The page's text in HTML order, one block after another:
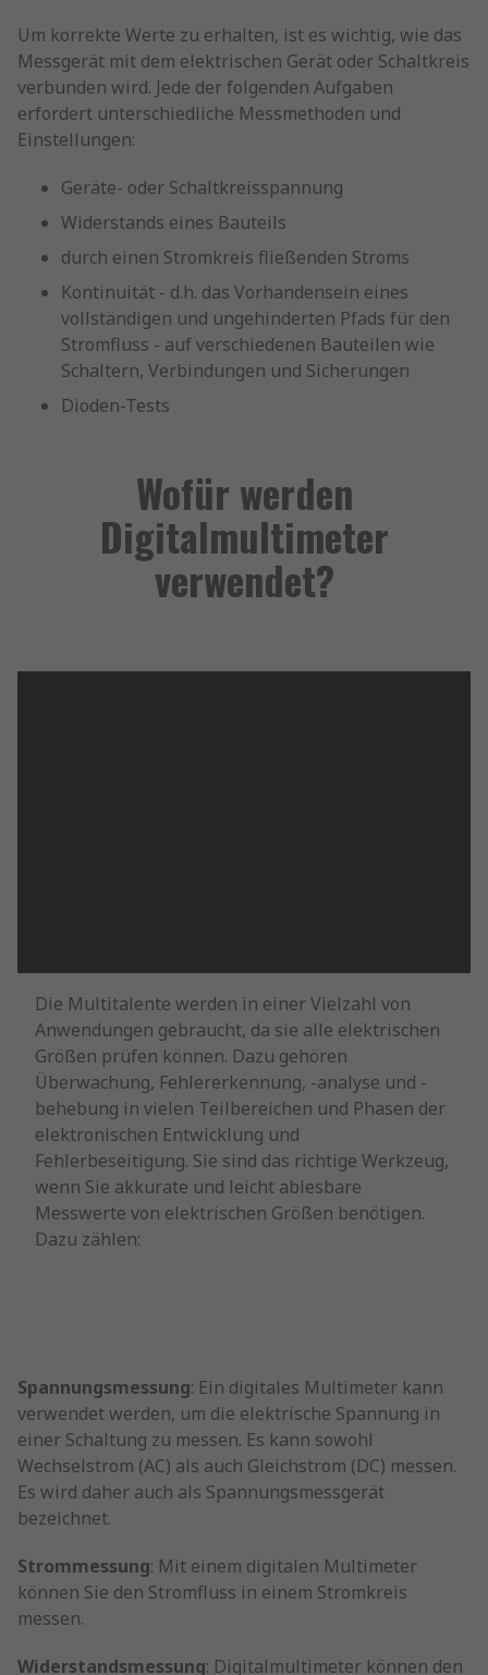
Um korrekte Werte zu erhalten, ist es wichtig, wie das
Messgerät mit dem elektrischen Gerät oder Schaltkreis
verbunden wird. Jede der folgenden Aufgaben
erfordert unterschiedliche Messmethoden und
Einstellungen:
Geräte- oder Schaltkreisspannung
Widerstands eines Bauteils
durch einen Stromkreis fließenden Stroms
Kontinuität - d.h. das Vorhandensein eines
vollständigen und ungehinderten Pfads für den
Stromfluss - auf verschiedenen Bauteilen wie
Schaltern, Verbindungen und Sicherungen
Dioden-Tests
Wofür werden
Digitalmultimeter
verwendet?
Die Multitalente werden in einer Vielzahl von
Anwendungen gebraucht, da sie alle elektrischen
Größen prüfen können. Dazu gehören
Überwachung, Fehlererkennung, -analyse und -
behebung in vielen Teilbereichen und Phasen der
elektronischen Entwicklung und
Fehlerbeseitigung. Sie sind das richtige Werkzeug,
wenn Sie akkurate und leicht ablesbare
Messwerte von elektrischen Größen benötigen.
Dazu zählen:
Spannungsmessung: Ein digitales Multimeter kann
verwendet werden, um die elektrische Spannung in
einer Schaltung zu messen. Es kann sowohl
Wechselstrom (AC) als auch Gleichstrom (DC) messen.
Es wird daher auch als Spannungsmessgerät
bezeichnet.
Strommessung: Mit einem digitalen Multimeter
können Sie den Stromfluss in einem Stromkreis
messen.
Widerstandsmessung: Digitalmultimeter können den